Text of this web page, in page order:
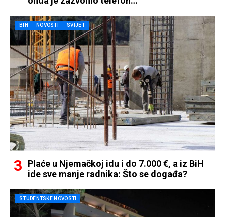
BIH NOVOSTI SVIJET
Plaće u Njemačkoj idu i do 7.000 €, a iz BiH
ide sve manje radnika: Što se događa?
STUDENTSKE NOVOSTI